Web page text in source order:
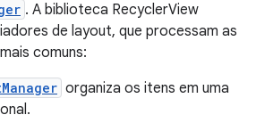
. A biblioteca RecyclerView
de layout, que processam as
comuns:
organiza os itens em uma